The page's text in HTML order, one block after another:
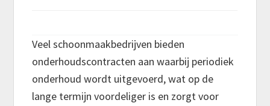
Veel schoonmaakbedrijven bieden
onderhoudscontracten aan waarbij periodiek
onderhoud wordt uitgevoerd, wat op de
lange termijn voordeliger is en zorgt voor